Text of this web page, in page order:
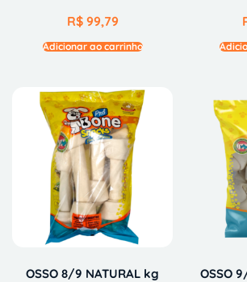
R$99,79
Adicionar ao carrinho
OSSO 8/9 NATURAL kg OSSO